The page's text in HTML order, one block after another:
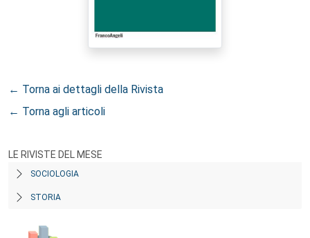
← Torna ai dettagli della Rivista
← Torna agli articoli
LE RIVISTE DEL MESE
SOCIOLOGIA
STORIA